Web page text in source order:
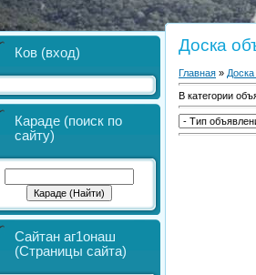
Ков (вход)
Караде (поиск по
сайту)
Сайтан аг1онаш
(Страницы сайта)
Доска
Главная »
В категории